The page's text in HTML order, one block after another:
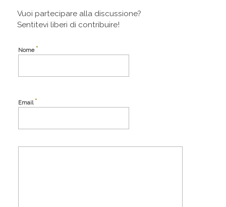
Vuoi partecipare alla discussione?
Sentitevi liberi di contribuire!
Nome*
Email*